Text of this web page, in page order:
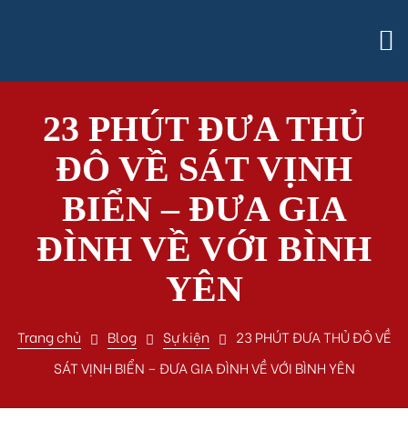
23 PHÚT ĐƯA THỦ
ĐÔ VỀ SÁT VỊNH
BIỂN – ĐƯA GIA
ĐÌNH VỀ VỚI BÌNH
YÊN
Trang chủ Blog Sự kiện
23 PHÚT ĐƯA THỦ ĐÔ VỀ
SÁT VỊNH BIỂN – ĐƯA GIA ĐÌNH VỀ VỚI BÌNH YÊN